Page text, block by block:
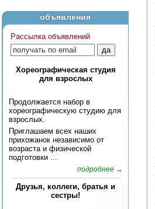
объявления
Рассылка объявлений
Хореографическая студия
для взрослых
Продолжается набор в
хореографическую студию для
взрослых.
Приглашаем всех наших
прихожанок независимо от
возраста и физической
подготовки ...
подробнее →
Друзья, коллеги, братья и
сестры!